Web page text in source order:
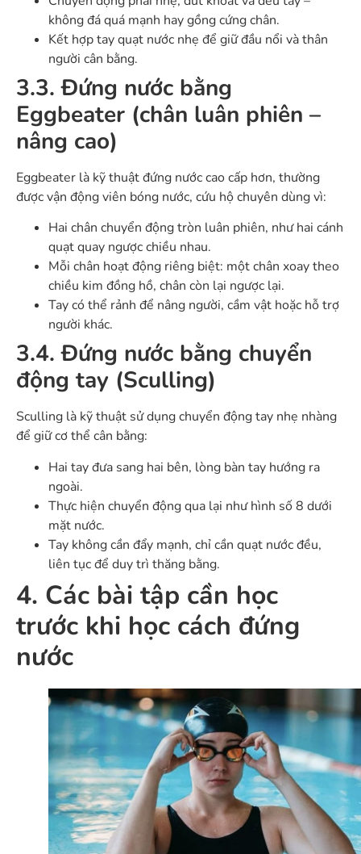
không đá quá mạnh hay gồng cứng chân.
Kết hợp tay quạt nước nhẹ để giữ đầu nổi và thân
người cân bằng.
3.3. Đứng nước bằng
Eggbeater (chân luân phiên –
nâng cao)
Eggbeater là kỹ thuật đứng nước cao cấp hơn, thường
được vận động viên bóng nước, cứu hộ chuyên dùng vì:
Hai chân chuyển động tròn luân phiên, như hai cánh
quạt quay ngược chiều nhau.
Mỗi chân hoạt động riêng biệt: một chân xoay theo
chiều kim đồng hồ, chân còn lại ngược lại.
Tay có thể rảnh để nâng người, cầm vật hoặc hỗ trợ
người khác.
3.4. Đứng nước bằng chuyển
động tay (Sculling)
Sculling là kỹ thuật sử dụng chuyển động tay nhẹ nhàng
để giữ cơ thể cân bằng:
Hai tay đưa sang hai bên, lòng bàn tay hướng ra
ngoài.
Thực hiện chuyển động qua lại như hình số 8 dưới
mặt nước.
Tay không cần đẩy mạnh, chỉ cần quạt nước đều,
liên tục để duy trì thăng bằng.
4. Các bài tập cần học
trước khi học cách đứng
nước